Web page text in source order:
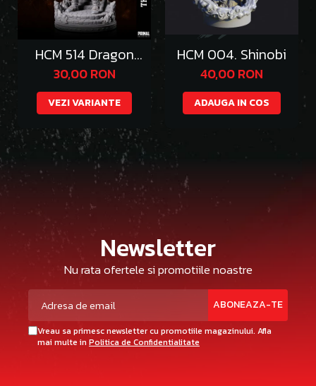
HCM 514 Dragon
Emperor Thazgeth
30,00 RON
VEZI VARIANTE
HCM 004. Shinobi
40,00 RON
ADAUGA IN COS
Newsletter
Nu rata ofertele si promotiile noastre
Vreau sa primesc newsletter cu promotiile magazinului. Afla
mai multe in Politica de Confidentialitate